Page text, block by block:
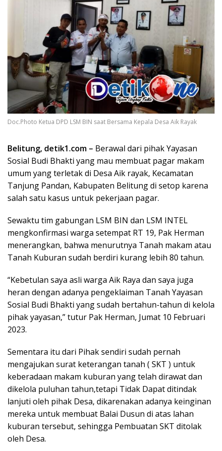
Doc.Photo Ketua DPD LSM BIN saat Bersama Kepala Desa Aik Rayak
Belitung, detik1.com – Berawal dari pihak Yayasan
Sosial Budi Bhakti yang mau membuat pagar makam
umum yang terletak di Desa Aik rayak, Kecamatan
Tanjung Pandan, Kabupaten Belitung di setop karena
salah satu kasus untuk pekerjaan pagar.
Sewaktu tim gabungan LSM BIN dan LSM INTEL
mengkonfirmasi warga setempat RT 19, Pak Herman
menerangkan, bahwa menurutnya Tanah makam atau
Tanah Kuburan sudah berdiri kurang lebih 80 tahun.
“Kebetulan saya asli warga Aik Raya dan saya juga
heran dengan adanya pengeklaiman Tanah Yayasan
Sosial Budi Bhakti yang sudah bertahun-tahun di kelola
pihak yayasan,” tutur Pak Herman, Jumat 10 Februari
2023.
Sementara itu dari Pihak sendiri sudah pernah
mengajukan surat keterangan tanah ( SKT ) untuk
keberadaan makam kuburan yang telah dirawat dan
dikelola puluhan tahun,tetapi Tidak Dapat ditindak
lanjuti oleh pihak Desa, dikarenakan adanya keinginan
mereka untuk membuat Balai Dusun di atas lahan
kuburan tersebut, sehingga Pembuatan SKT ditolak
oleh Desa.